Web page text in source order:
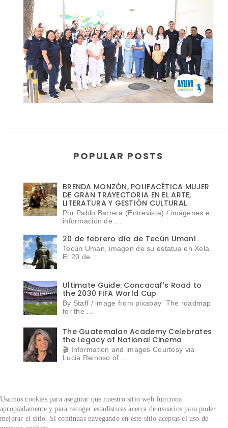
POPULAR POSTS
BRENDA MONZÓN, POLIFACÉTICA MUJER
DE GRAN TRAYECTORIA EN EL ARTE,
LITERATURA Y GESTIÓN CULTURAL
Por Pablo Barrera (Entrevista) / imágenes e
información de ...
20 de febrero día de Tecún Uman!
Tecún Uman, imagen de su estatua en Xela.
El 20 de ...
Ultimate Guide: Concacaf's Road to
the 2030 FIFA World Cup
By Staff / image from pixabay The roadmap
for the ...
The Guatemalan Academy Celebrates
the Legacy of National Cinema
🎬 Information and images Courtesy via
Lucia Reinoso of ...
Usamos cookies para asegurar que nuestro sitio web funciona
apropiadamente y para recoger estadísticas acerca de usuarios para poder
mejorar el sitio. Si continuas navegando en este sitio aceptas el uso de